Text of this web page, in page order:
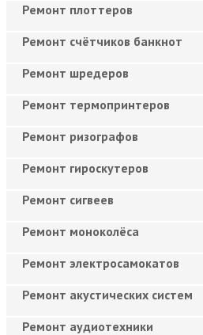
Ремонт плоттеров
Ремонт счётчиков банкнот
Ремонт шредеров
Ремонт термопринтеров
Ремонт ризографов
Ремонт гироскутеров
Ремонт сигвеев
Ремонт моноколёса
Ремонт электросамокатов
Ремонт акустических систем
Ремонт аудиотехники